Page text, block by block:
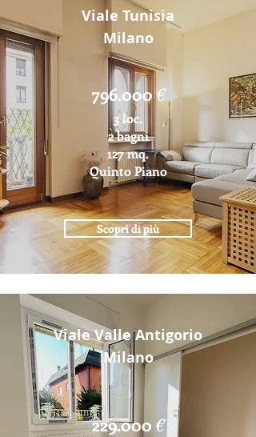
Viale Tunisia
Milano
796.000€
3 loc.
2 bagni
127 mq.
Quinto Piano
Scopri di più
Viale Valle Antigorio
Milano
229.000€